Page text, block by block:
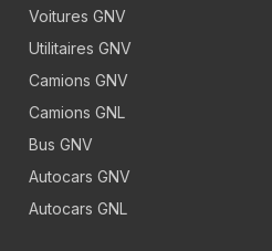
Voitures GNV
Utilitaires GNV
Camions GNV
Camions GNL
Bus GNV
Autocars GNV
Autocars GNL